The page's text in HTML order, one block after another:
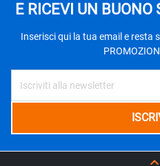
E RICEVI UN BUONO
Inserisci qui la tua email e resta